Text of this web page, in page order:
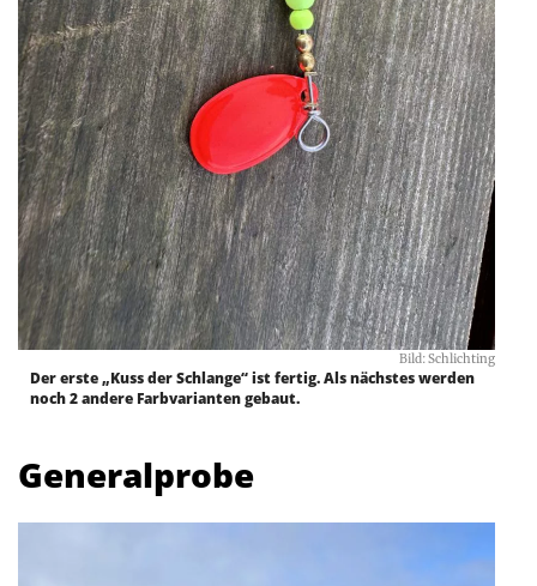
Bild: Schlichting
Der erste „Kuss der Schlange“ ist fertig. Als nächstes werden
noch 2 andere Farbvarianten gebaut.
Generalprobe